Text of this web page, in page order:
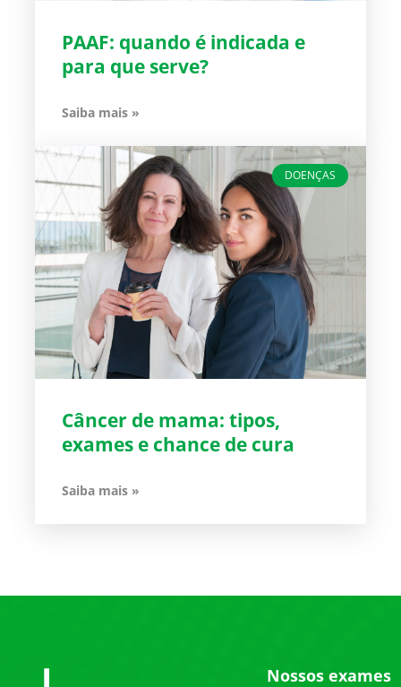
PAAF: quando é indicada e
para que serve?
Saiba mais »
DOENÇAS
Câncer de mama: tipos,
exames e chance de cura
Saiba mais »
Nossos exames